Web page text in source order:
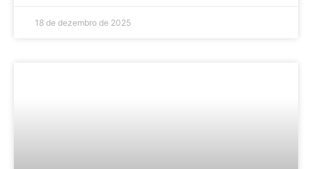
18 de dezembro de 2025